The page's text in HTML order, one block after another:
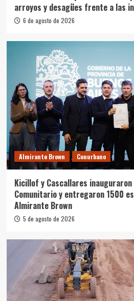
arroyos y desagües frente a las
6 de agosto de 2026
Almirante Brown Conurbano
Kicillof y Cascallares
Comunitario y entregaron 1500
Almirante Brown
5 de agosto de 2026